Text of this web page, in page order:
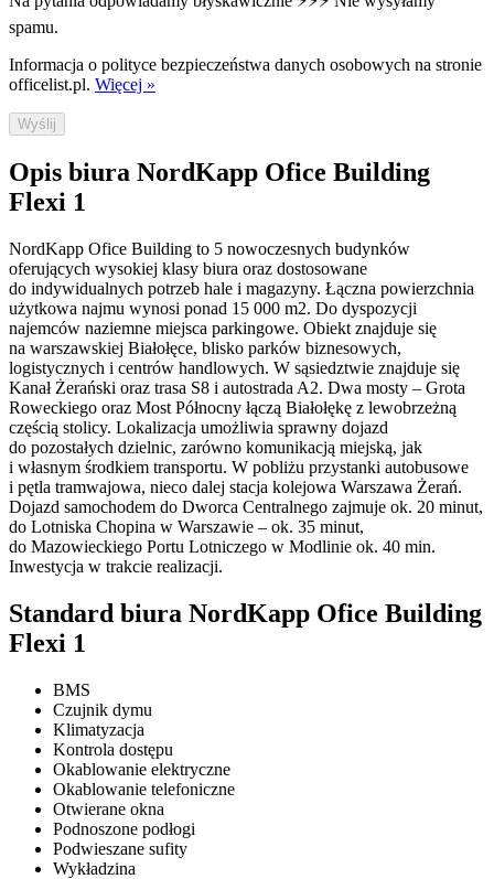
spamu.
Informacja o polityce bezpieczeństwa danych osobowych na stronie
officelist.pl. Więcej »
Wyślij
Opis biura NordKapp Ofice Building
Flexi 1
NordKapp Ofice Building to 5 nowoczesnych budynków
oferujących wysokiej klasy biura oraz dostosowane
do indywidualnych potrzeb hale i magazyny. Łączna powierzchnia
użytkowa najmu wynosi ponad 15 000 m2. Do dyspozycji
najemców naziemne miejsca parkingowe. Obiekt znajduje się
na warszawskiej Białołęce, blisko parków biznesowych,
logistycznych i centrów handlowych. W sąsiedztwie znajduje się
Kanał Żerański oraz trasa S8 i autostrada A2. Dwa mosty – Grota
Roweckiego oraz Most Północny łączą Białołękę z lewobrzeżną
częścią stolicy. Lokalizacja umożliwia sprawny dojazd
do pozostałych dzielnic, zarówno komunikacją miejską, jak
i własnym środkiem transportu. W pobliżu przystanki autobusowe
i pętla tramwajowa, nieco dalej stacja kolejowa Warszawa Żerań.
Dojazd samochodem do Dworca Centralnego zajmuje ok. 20 minut,
do Lotniska Chopina w Warszawie – ok. 35 minut,
do Mazowieckiego Portu Lotniczego w Modlinie ok. 40 min.
Inwestycja w trakcie realizacji.
Standard biura NordKapp Ofice Building
Flexi 1
BMS
Czujnik dymu
Klimatyzacja
Kontrola dostępu
Okablowanie elektryczne
Okablowanie telefoniczne
Otwierane okna
Podnoszone podłogi
Podwieszane sufity
Wykładzina